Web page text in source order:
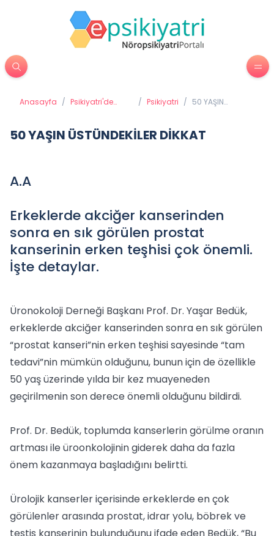
Anasayfa / Psikiyatri'de
/ Psikiyatri / 50 YAŞIN
50 YAŞIN ÜSTÜNDEKİLER DİKKAT
A.A
Erkeklerde akciğer kanserinden
sonra en sık görülen prostat
kanserinin erken teşhisi çok önemli.
İşte detaylar.
Üronokoloji Derneği Başkanı Prof. Dr. Yaşar Bedük,
erkeklerde akciğer kanserinden sonra en sık görülen
“prostat kanseri”nin erken teşhisi sayesinde “tam
tedavi”nin mümkün olduğunu, bunun için de özellikle
50 yaş üzerinde yılda bir kez muayeneden
geçirilmenin son derece önemli olduğunu bildirdi.
Prof. Dr. Bedük, toplumda kanserlerin görülme oranın
artması ile üroonkolojinin giderek daha da fazla
önem kazanmaya başladığını belirtti.
Ürolojik kanserler içerisinde erkeklerde en çok
görülenler arasında prostat, idrar yolu, böbrek ve